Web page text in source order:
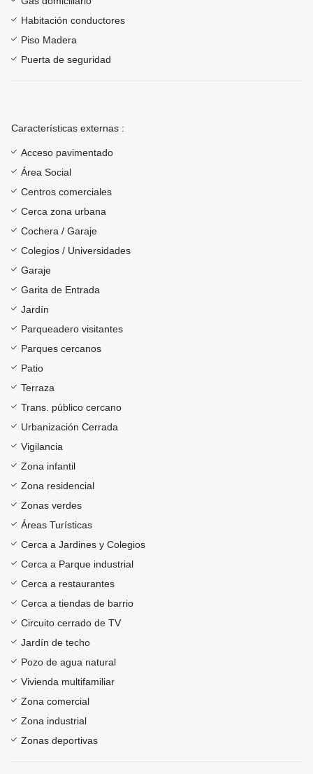
Habitación conductores
Piso Madera
Puerta de seguridad
Características externas :
Acceso pavimentado
Área Social
Centros comerciales
Cerca zona urbana
Cochera / Garaje
Colegios / Universidades
Garaje
Garita de Entrada
Jardín
Parqueadero visitantes
Parques cercanos
Patio
Terraza
Trans. público cercano
Urbanización Cerrada
Vigilancia
Zona infantil
Zona residencial
Zonas verdes
Áreas Turísticas
Cerca a Jardines y Colegios
Cerca a Parque industrial
Cerca a restaurantes
Cerca a tiendas de barrio
Circuito cerrado de TV
Jardín de techo
Pozo de agua natural
Vivienda multifamiliar
Zona comercial
Zona industrial
Zonas deportivas